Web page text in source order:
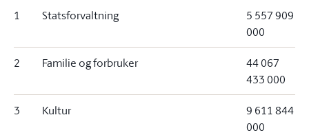
1 Statsforvaltning
5 557 909
000
2 Familie og forbruker
44 067
433 000
3 Kultur
9 611 844
000